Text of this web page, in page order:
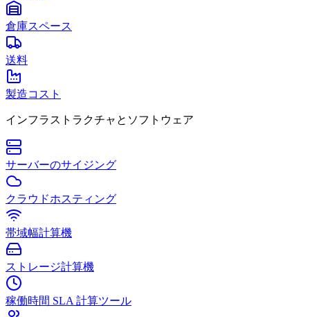
倉庫スペース
送料
製造コスト
インフラストラクチャとソフトウェア
サーバーのサイジング
クラウドホスティング
帯域幅計算機
ストレージ計算機
稼働時間 SLA 計算ツール